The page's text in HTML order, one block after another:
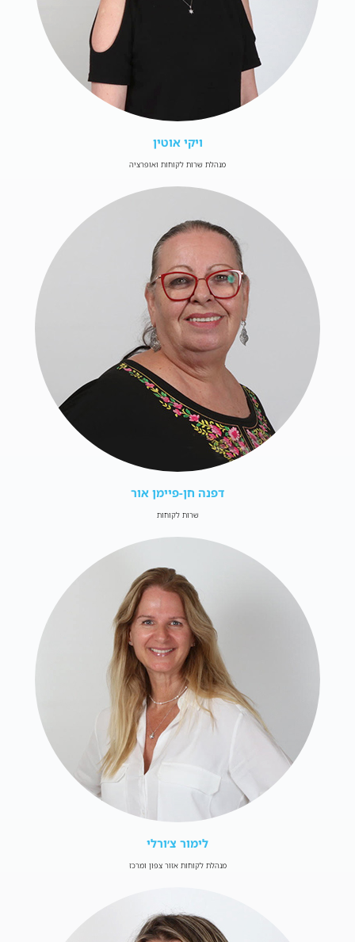
ויקי אוטין
מנהלת שרות לקוחות ואופרציה
דפנה חן-פיימן אור
שרות לקוחות
לימור צ׳ורלי
מנהלת לקוחות אזור צפון ומרכז